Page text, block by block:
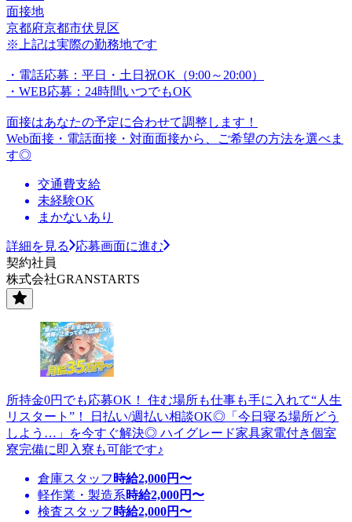
面接地
京都府京都市伏見区
※上記は実際の勤務地です
・電話応募：平日・土日祝OK（9:00～20:00）
・WEB応募：24時間いつでもOK
面接はあなたの予定に合わせて調整します！
Web面接・電話面接・対面面接から、ご希望の方法を選べま
す◎
交通費支給
未経験OK
まかないあり
詳細を見る
応募画面に進む
契約社員
株式会社GRANSTARTS
所持金0円でも応募OK！ 住む場所も仕事も手に入れて“人生
リスタート”！ 日払い/週払い相談OK◎「今日寝る場所どう
しよう…」を今すぐ解決◎ ハイグレード家具家電付き個室
寮完備に即入寮も可能です♪
倉庫スタッフ 時給2,000円〜
軽作業・製造系時給2,000円〜
検査スタッフ 時給2,000円〜